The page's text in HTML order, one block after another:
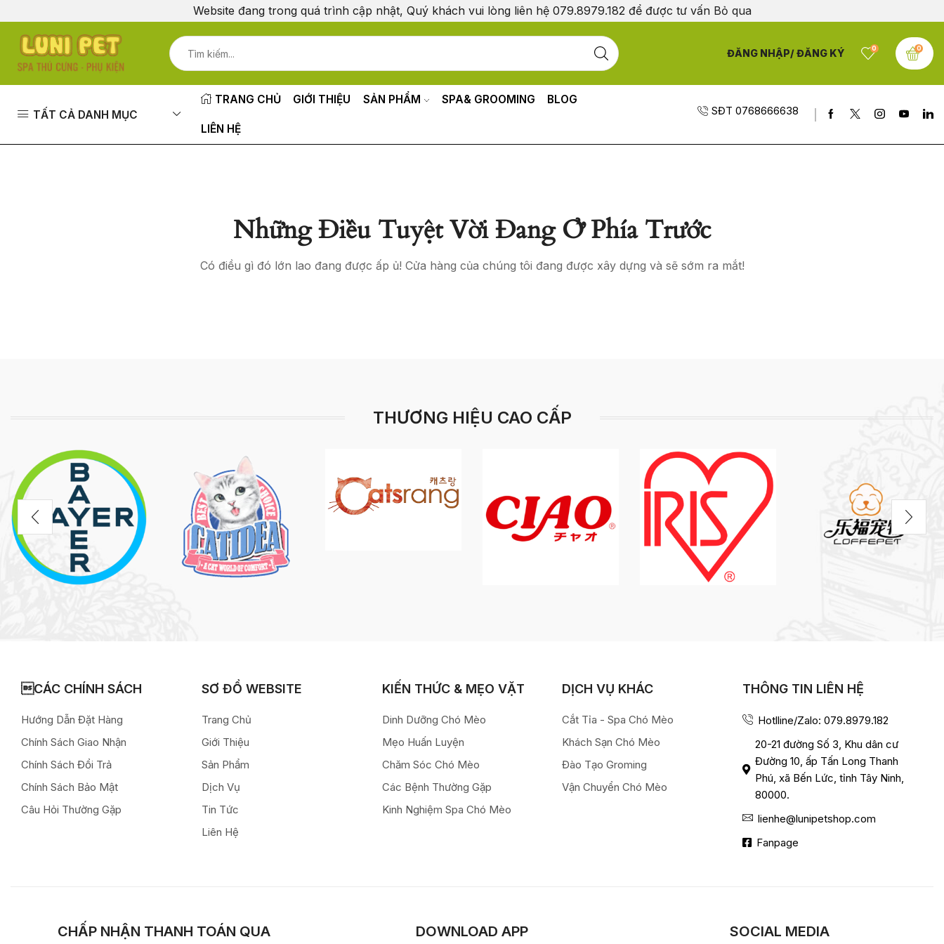
Website đang trong quá trình cập nhật, Quý khách vui lòng liên hệ 079.8979.182 để được tư vấn Bỏ qua
ĐĂNG NHẬP/ ĐĂNG KÝ 0 0
TẤT CẢ DANH MỤC
TRANG CHỦ GIỚI THIỆU SẢN PHẨM SPA& GROOMING BLOG
LIÊN HỆ
SĐT 0768666638
Những Điều Tuyệt Vời Đang Ở Phía Trước
Có điều gì đó lớn lao đang được ấp ủ! Cửa hàng của chúng tôi đang được xây dựng và sẽ sớm ra mắt!
THƯƠNG HIỆU CAO CẤP
CÁC CHÍNH SÁCH
Hướng Dẫn Đặt Hàng
Chính Sách Giao Nhận
Chính Sách Đổi Trả
Chính Sách Bảo Mật
Câu Hỏi Thường Gặp
SƠ ĐỒ WEBSITE
Trang Chủ
Giới Thiệu
Sản Phẩm
Dịch Vụ
Tin Tức
Liên Hệ
KIẾN THỨC & MẸO VẶT
Dinh Dưỡng Chó Mèo
Mẹo Huấn Luyện
Chăm Sóc Chó Mèo
Các Bệnh Thường Gặp
Kinh Nghiệm Spa Chó Mèo
DỊCH VỤ KHÁC
Cắt Tỉa - Spa Chó Mèo
Khách Sạn Chó Mèo
Đào Tạo Groming
Vận Chuyển Chó Mèo
THÔNG TIN LIÊN HỆ
Hotlline/Zalo: 079.8979.182
20-21 đường Số 3, Khu dân cư
Đường 10, ấp Tấn Long Thanh
Phú, xã Bến Lức, tỉnh Tây Ninh,
80000.
lienhe@lunipetshop.com
Fanpage
CHẤP NHẬN THANH TOÁN QUA DOWNLOAD APP SOCIAL MEDIA